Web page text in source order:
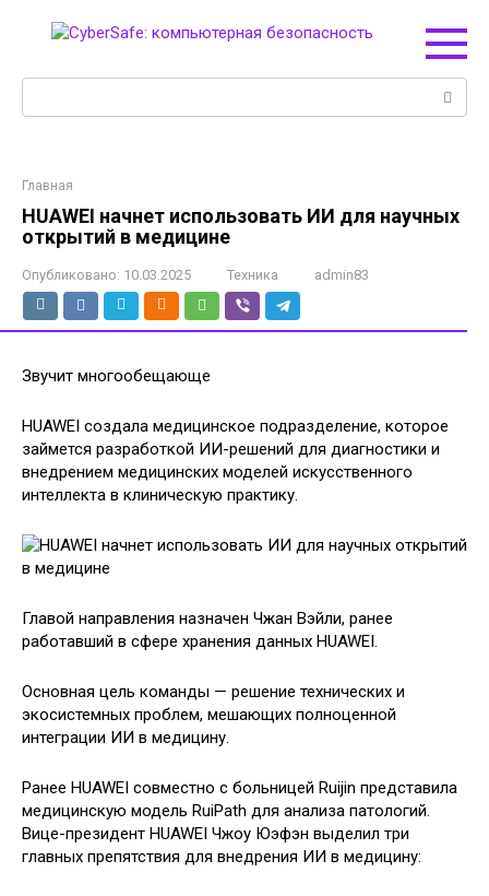
Главная
HUAWEI начнет использовать ИИ для научных
открытий в медицине
Опубликовано: 10.03.2025 Техника admin83
Звучит многообещающе
HUAWEI создала медицинское подразделение, которое
займется разработкой ИИ-решений для диагностики и
внедрением медицинских моделей искусственного
интеллекта в клиническую практику.
Главой направления назначен Чжан Вэйли, ранее
работавший в сфере хранения данных HUAWEI.
Основная цель команды — решение технических и
экосистемных проблем, мешающих полноценной
интеграции ИИ в медицину.
Ранее HUAWEI совместно с больницей Ruijin представила
медицинскую модель RuiPath для анализа патологий.
Вице-президент HUAWEI Чжоу Юэфэн выделил три
главных препятствия для внедрения ИИ в медицину: